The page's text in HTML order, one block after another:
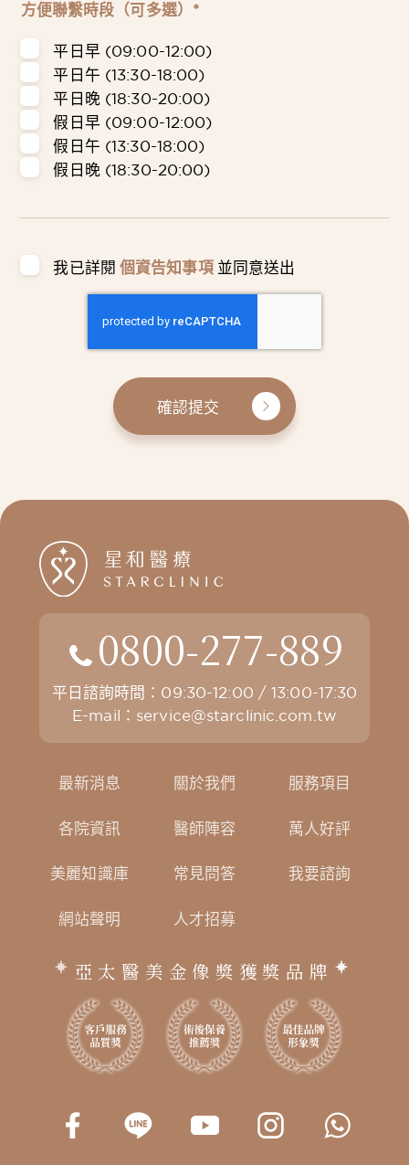
方便聯繫時段（可多選）*
平日早 (09:00-12:00)
平日午 (13:30-18:00)
平日晚 (18:30-20:00)
假日早 (09:00-12:00)
假日午 (13:30-18:00)
假日晚 (18:30-20:00)
我已詳閱 個資告知事項 並同意送出
確認提交
0800-277-889
平日諮詢時間：09:30-12:00 / 13:00-17:30
E-mail： service@starclinic.com.tw
最新消息 關於我們 服務項目
各院資訊 醫師陣容 萬人好評
美麗知識庫 常見問答 我要諮詢
網站聲明 人才招募
亞太醫美金像獎獲獎品牌